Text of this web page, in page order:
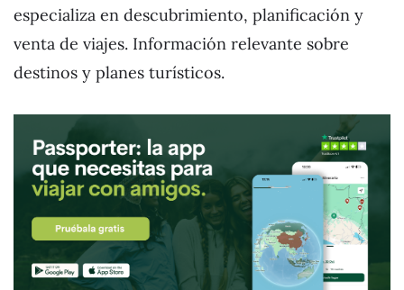
especializa en descubrimiento, planificación y
venta de viajes. Información relevante sobre
destinos y planes turísticos.